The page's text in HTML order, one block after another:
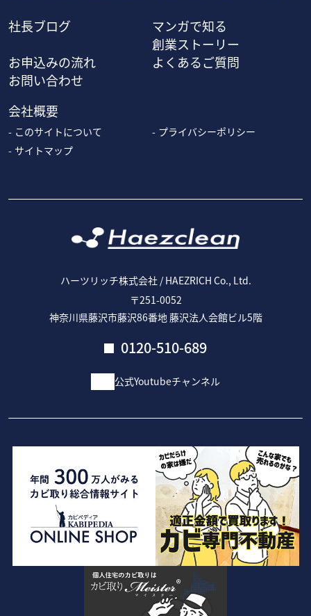
ハーツリッチ株式会社 / HAEZRICH Co., Ltd.
〒251-0052
神奈川県藤沢市藤沢86番地 藤沢法人会館ビル5階
0120-510-689
公式Youtubeチャンネル
社長ブログ
マンガで知る
創業ストーリー
お申込みの流れ
よくあるご質問
お問い合わせ
会社概要
このサイトについて
プライバシーポリシー
サイトマップ